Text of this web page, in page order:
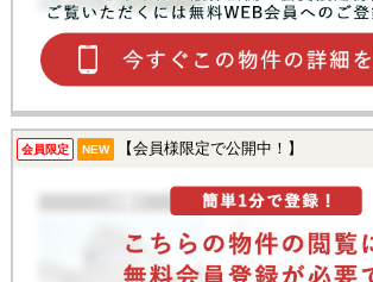
会員限定 NEW 【会員様限定で公開中！】